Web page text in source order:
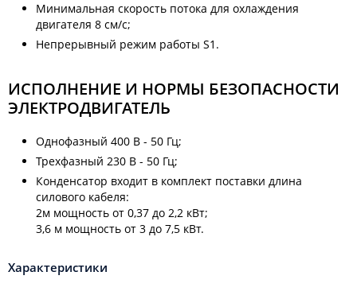
Минимальная скорость потока для охлаждения
двигателя 8 см/с;
Непрерывный режим работы S1.
ИСПОЛНЕНИЕ И НОРМЫ БЕЗОПАСНОСТИ
ЭЛЕКТРОДВИГАТЕЛЬ
Однофазный 400 В - 50 Гц;
Трехфазный 230 В - 50 Гц;
Конденсатор входит в комплект поставки длина
силового кабеля:
2м мощность от 0,37 до 2,2 кВт;
3,6 м мощность от 3 до 7,5 кВт.
Характеристики